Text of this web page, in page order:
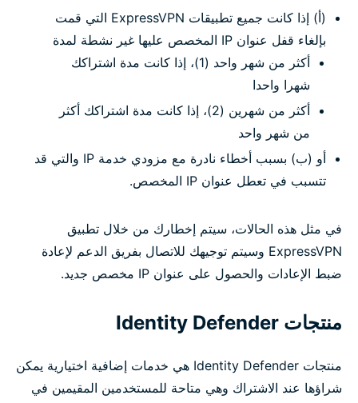
(أ) إذا كانت جميع تطبيقات ExpressVPN التي قمت
بإلغاء قفل عنوان IP المخصص عليها غير نشطة لمدة
أكثر من شهر واحد (1)، إذا كانت مدة اشتراكك
شهرا واحدا
أكثر من شهرين (2)، إذا كانت مدة اشتراكك أكثر
من شهر واحد
أو (ب) بسبب أخطاء نادرة مع مزودي خدمة IP والتي قد
تتسبب في تعطل عنوان IP المخصص.
في مثل هذه الحالات، سيتم إخطارك من خلال تطبيق
ExpressVPN وسيتم توجيهك للاتصال بفريق الدعم لإعادة
ضبط الإعادات والحصول على عنوان IP مخصص جديد.
منتجات Identity Defender
منتجات Identity Defender هي خدمات إضافية اختيارية يمكن
شراؤها عند الاشتراك وهي متاحة للمستخدمين المقيمين في